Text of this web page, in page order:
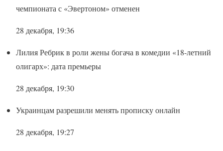
чемпионата с «Эвертоном» отменен
28 декабря, 19:36
Лилия Ребрик в роли жены богача в комедии «18-летний
олигарх»: дата премьеры
28 декабря, 19:30
Украинцам разрешили менять прописку онлайн
28 декабря, 19:27